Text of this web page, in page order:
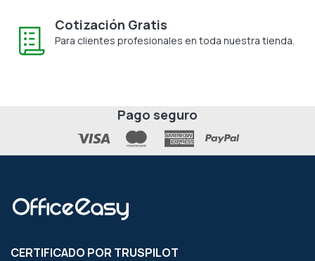
Cotización Gratis
Para clientes profesionales en toda nuestra tienda.
Pago seguro
CERTIFICADO POR TRUSPILOT